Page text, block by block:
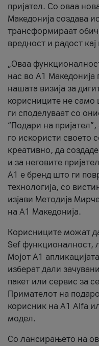
пријател. Со оваа
Македонија создава
трансформираат
вредност и радост
„Оваа
нас во А1 Македонија
нашата визија за
корисниците не само
ги споделуваат со
“Подари на
го искористи своето
креативно, да
и за неговите
А1 е бренд што ги
технологија, со
изјави Методија
на А1 Македонија.
Корисниците можат
Sef функционалност,
Мојот А1
изберат дали
пакет или сервис за
Примателот на
корисник на А1 Alfa
модел.
Со лансирањето на